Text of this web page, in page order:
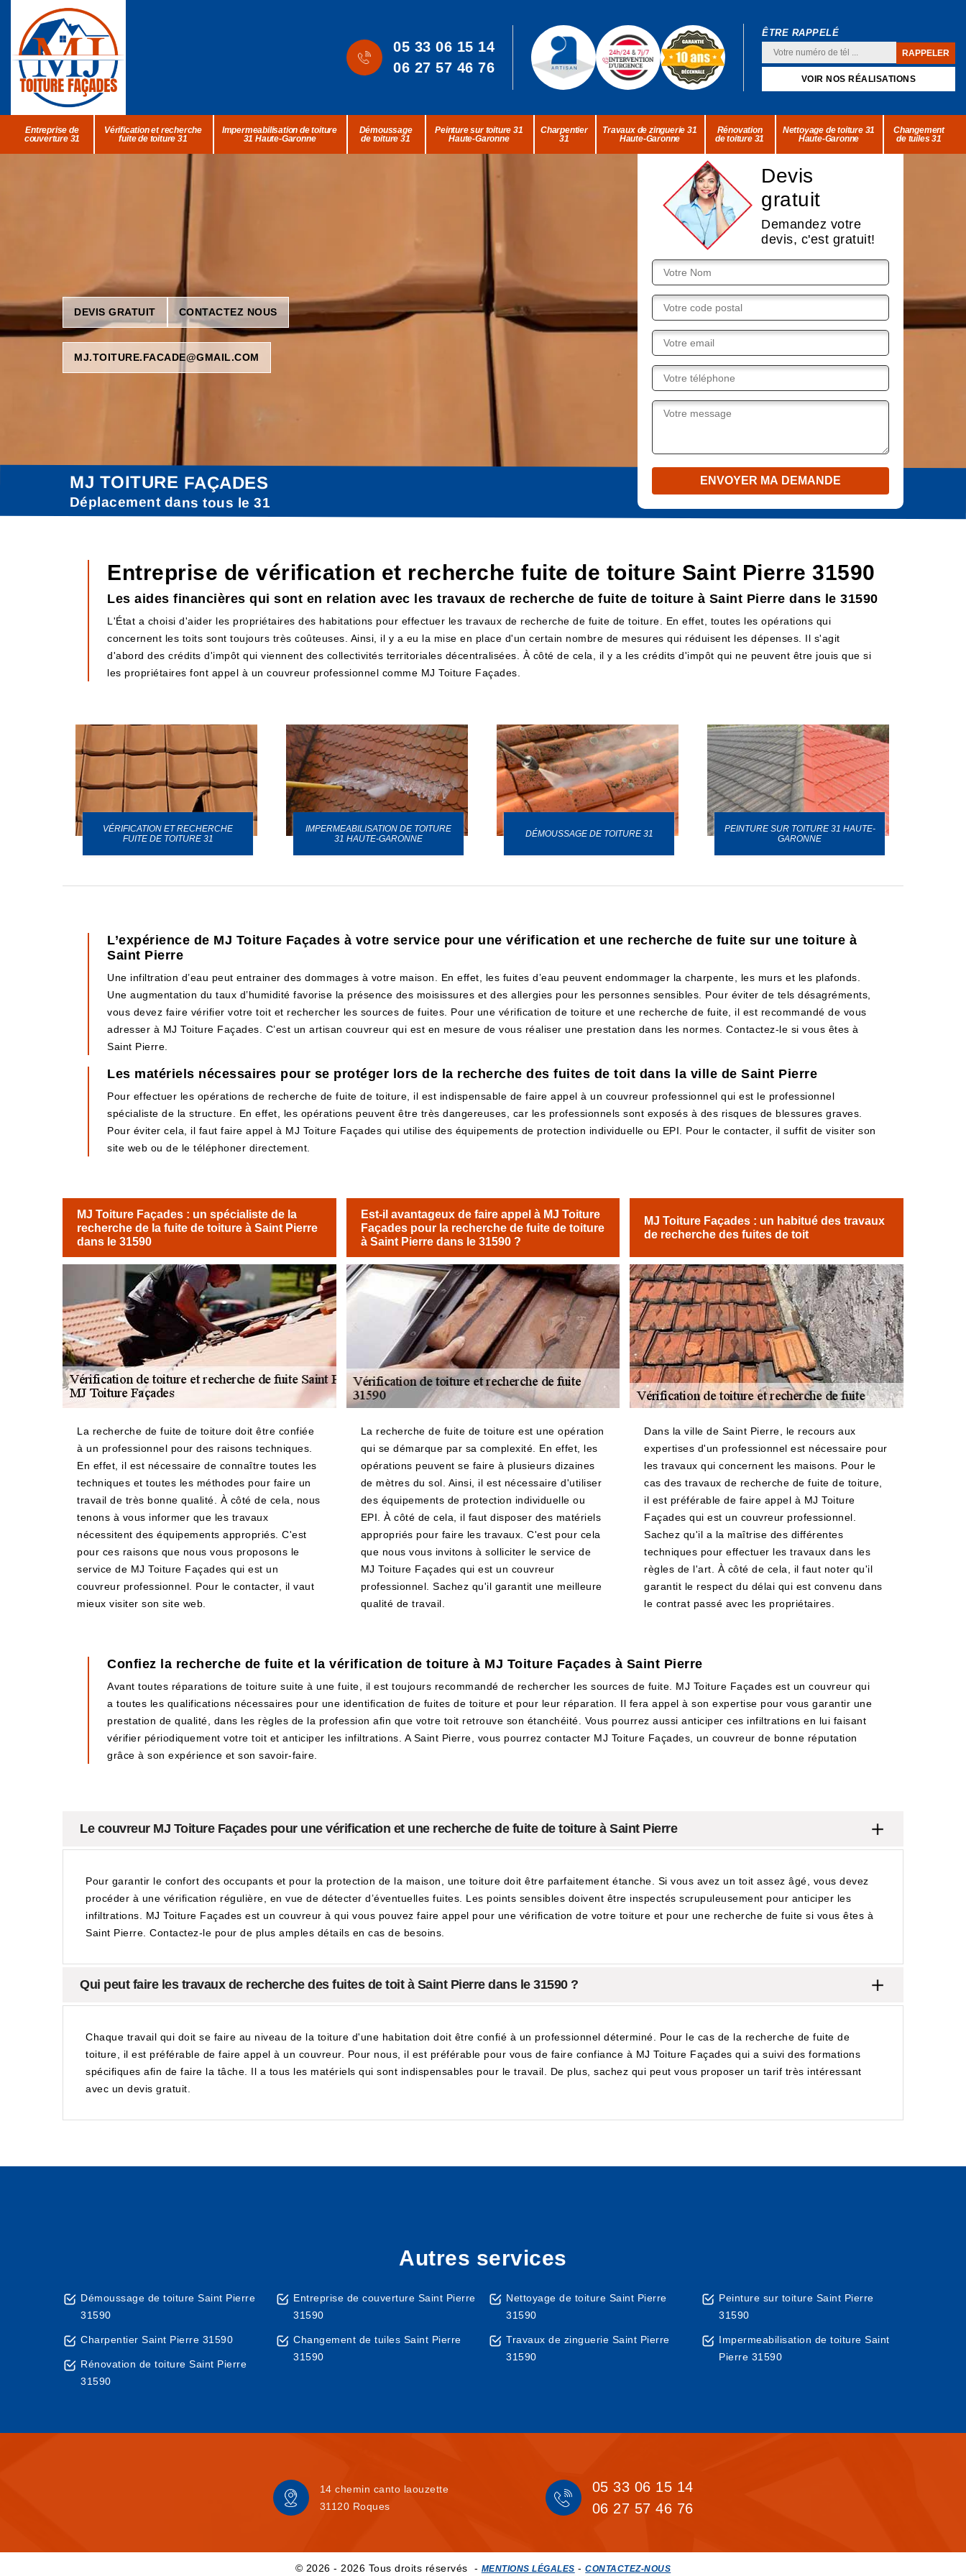
05 33 06 15 14
06 27 57 46 76
ÊTRE RAPPELÉ
VOIR NOS RÉALISATIONS
Entreprise de
couverture 31
Vérification et recherche
fuite de toiture 31
Impermeabilisation de toiture
31 Haute-Garonne
Démoussage
de toiture 31
Peinture sur toiture 31
Haute-Garonne
Charpentier
31
Travaux de zinguerie 31
Haute-Garonne
Rénovation
de toiture 31
Nettoyage de toiture 31
Haute-Garonne
Changement
de tuiles 31
DEVIS GRATUIT CONTACTEZ NOUS
MJ.TOITURE.FACADE@GMAIL.COM
Devis
gratuit
Demandez votre
devis, c'est gratuit!
MJ TOITURE FAÇADES
Déplacement dans tous le 31
Entreprise de vérification et recherche fuite de toiture Saint Pierre 31590
Les aides financières qui sont en relation avec les travaux de recherche de fuite de toiture à Saint Pierre dans le 31590
L'État a choisi d'aider les propriétaires des habitations pour effectuer les travaux de recherche de fuite de toiture. En effet, toutes les opérations qui
concernent les toits sont toujours très coûteuses. Ainsi, il y a eu la mise en place d'un certain nombre de mesures qui réduisent les dépenses. Il s'agit
d'abord des crédits d'impôt qui viennent des collectivités territoriales décentralisées. À côté de cela, il y a les crédits d'impôt qui ne peuvent être jouis que si
les propriétaires font appel à un couvreur professionnel comme MJ Toiture Façades.
VÉRIFICATION ET RECHERCHE
FUITE DE TOITURE 31
IMPERMEABILISATION DE TOITURE
31 HAUTE-GARONNE
DÉMOUSSAGE DE TOITURE 31
PEINTURE SUR TOITURE 31 HAUTE-
GARONNE
L’expérience de MJ Toiture Façades à votre service pour une vérification et une recherche de fuite sur une toiture à
Saint Pierre
Une infiltration d’eau peut entrainer des dommages à votre maison. En effet, les fuites d’eau peuvent endommager la charpente, les murs et les plafonds.
Une augmentation du taux d’humidité favorise la présence des moisissures et des allergies pour les personnes sensibles. Pour éviter de tels désagréments,
vous devez faire vérifier votre toit et rechercher les sources de fuites. Pour une vérification de toiture et une recherche de fuite, il est recommandé de vous
adresser à MJ Toiture Façades. C’est un artisan couvreur qui est en mesure de vous réaliser une prestation dans les normes. Contactez-le si vous êtes à
Saint Pierre.
Les matériels nécessaires pour se protéger lors de la recherche des fuites de toit dans la ville de Saint Pierre
Pour effectuer les opérations de recherche de fuite de toiture, il est indispensable de faire appel à un couvreur professionnel qui est le professionnel
spécialiste de la structure. En effet, les opérations peuvent être très dangereuses, car les professionnels sont exposés à des risques de blessures graves.
Pour éviter cela, il faut faire appel à MJ Toiture Façades qui utilise des équipements de protection individuelle ou EPI. Pour le contacter, il suffit de visiter son
site web ou de le téléphoner directement.
MJ Toiture Façades : un spécialiste de la
recherche de la fuite de toiture à Saint Pierre
dans le 31590
La recherche de fuite de toiture doit être confiée
à un professionnel pour des raisons techniques.
En effet, il est nécessaire de connaître toutes les
techniques et toutes les méthodes pour faire un
travail de très bonne qualité. À côté de cela, nous
tenons à vous informer que les travaux
nécessitent des équipements appropriés. C'est
pour ces raisons que nous vous proposons le
service de MJ Toiture Façades qui est un
couvreur professionnel. Pour le contacter, il vaut
mieux visiter son site web.
Est-il avantageux de faire appel à MJ Toiture
Façades pour la recherche de fuite de toiture
à Saint Pierre dans le 31590 ?
La recherche de fuite de toiture est une opération
qui se démarque par sa complexité. En effet, les
opérations peuvent se faire à plusieurs dizaines
de mètres du sol. Ainsi, il est nécessaire d'utiliser
des équipements de protection individuelle ou
EPI. À côté de cela, il faut disposer des matériels
appropriés pour faire les travaux. C'est pour cela
que nous vous invitons à solliciter le service de
MJ Toiture Façades qui est un couvreur
professionnel. Sachez qu'il garantit une meilleure
qualité de travail.
MJ Toiture Façades : un habitué des travaux
de recherche des fuites de toit
Dans la ville de Saint Pierre, le recours aux
expertises d'un professionnel est nécessaire pour
les travaux qui concernent les maisons. Pour le
cas des travaux de recherche de fuite de toiture,
il est préférable de faire appel à MJ Toiture
Façades qui est un couvreur professionnel.
Sachez qu'il a la maîtrise des différentes
techniques pour effectuer les travaux dans les
règles de l'art. À côté de cela, il faut noter qu'il
garantit le respect du délai qui est convenu dans
le contrat passé avec les propriétaires.
Confiez la recherche de fuite et la vérification de toiture à MJ Toiture Façades à Saint Pierre
Avant toutes réparations de toiture suite à une fuite, il est toujours recommandé de rechercher les sources de fuite. MJ Toiture Façades est un couvreur qui
a toutes les qualifications nécessaires pour une identification de fuites de toiture et pour leur réparation. Il fera appel à son expertise pour vous garantir une
prestation de qualité, dans les règles de la profession afin que votre toit retrouve son étanchéité. Vous pourrez aussi anticiper ces infiltrations en lui faisant
vérifier périodiquement votre toit et anticiper les infiltrations. A Saint Pierre, vous pourrez contacter MJ Toiture Façades, un couvreur de bonne réputation
grâce à son expérience et son savoir-faire.
Le couvreur MJ Toiture Façades pour une vérification et une recherche de fuite de toiture à Saint Pierre
Pour garantir le confort des occupants et pour la protection de la maison, une toiture doit être parfaitement étanche. Si vous avez un toit assez âgé, vous devez
procéder à une vérification régulière, en vue de détecter d’éventuelles fuites. Les points sensibles doivent être inspectés scrupuleusement pour anticiper les
infiltrations. MJ Toiture Façades est un couvreur à qui vous pouvez faire appel pour une vérification de votre toiture et pour une recherche de fuite si vous êtes à
Saint Pierre. Contactez-le pour de plus amples détails en cas de besoins.
Qui peut faire les travaux de recherche des fuites de toit à Saint Pierre dans le 31590 ?
Chaque travail qui doit se faire au niveau de la toiture d'une habitation doit être confié à un professionnel déterminé. Pour le cas de la recherche de fuite de
toiture, il est préférable de faire appel à un couvreur. Pour nous, il est préférable pour vous de faire confiance à MJ Toiture Façades qui a suivi des formations
spécifiques afin de faire la tâche. Il a tous les matériels qui sont indispensables pour le travail. De plus, sachez qui peut vous proposer un tarif très intéressant
avec un devis gratuit.
Autres services
Démoussage de toiture Saint Pierre
31590
Charpentier Saint Pierre 31590
Rénovation de toiture Saint Pierre
31590
Entreprise de couverture Saint Pierre
31590
Changement de tuiles Saint Pierre
31590
Nettoyage de toiture Saint Pierre
31590
Travaux de zinguerie Saint Pierre
31590
Peinture sur toiture Saint Pierre
31590
Impermeabilisation de toiture Saint
Pierre 31590
14 chemin canto laouzette
31120 Roques
05 33 06 15 14
06 27 57 46 76
© 2026 - 2026 Tous droits réservés - MENTIONS LÉGALES -CONTACTEZ-NOUS